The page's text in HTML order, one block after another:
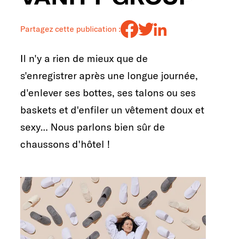
Partagez cette publication :
Il n'y a rien de mieux que de
s'enregistrer après une longue journée,
d'enlever ses bottes, ses talons ou ses
baskets et d'enfiler un vêtement doux et
sexy... Nous parlons bien sûr de
chaussons d'hôtel !